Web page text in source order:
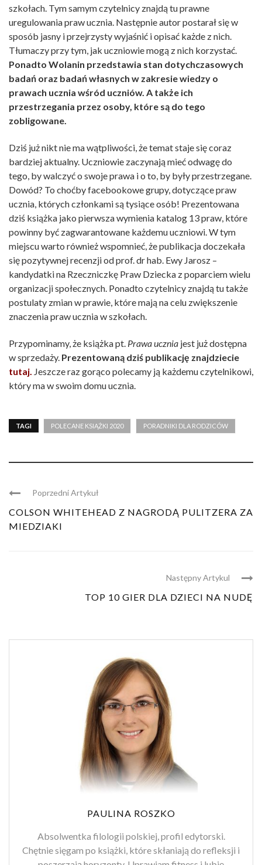
szkołach. Tym samym czytelnicy znajdą tu prawne
uregulowania praw ucznia. Następnie autor postarał się w
sposób jasny i przejrzysty wyjaśnić i opisać każde z nich.
Tłumaczy przy tym, jak uczniowie mogą z nich korzystać.
Ponadto Wolanin przedstawia stan dotychczasowych
badań oraz badań własnych w zakresie wiedzy o
prawach ucznia wśród uczniów. A także ich
przestrzegania przez osoby, które są do tego
zobligowane.
Dziś już nikt nie ma wątpliwości, że temat staje się coraz
bardziej aktualny. Uczniowie zaczynają mieć odwagę do
tego, by walczyć o swoje prawa i o to, by były przestrzegane.
Dowód? To choćby facebookowe grupy, dotyczące praw
ucznia, których członkami są tysiące osób! Prezentowana
dziś książka jako pierwsza wymienia katalog 13 praw, które
powinny być zagwarantowane każdemu uczniowi. W tym
miejscu warto również wspomnieć, że publikacja doczekała
się pozytywnej recenzji od prof. dr hab. Ewy Jarosz –
kandydatki na Rzeczniczkę Praw Dziecka z poparciem wielu
organizacji społecznych. Ponadto czytelnicy znajdą tu także
postulaty zmian w prawie, które mają na celu zwiększenie
znaczenia praw ucznia w szkołach.
Przypominamy, że książka pt. Prawa ucznia jest już dostępna
w sprzedaży. Prezentowaną dziś publikację znajdziecie
tutaj. Jeszcze raz gorąco polecamy ją każdemu czytelnikowi,
który ma w swoim domu ucznia.
TAGI POLECANE KSIĄŻKI 2020 PORADNIKI DLA RODZICÓW
Poprzedni Artykuł
COLSON WHITEHEAD Z NAGRODĄ PULITZERA ZA
MIEDZIAKI
Następny Artykul
TOP 10 GIER DLA DZIECI NA NUDĘ
PAULINA ROSZKO
Absolwentka filologii polskiej, profil edytorski.
Chętnie sięgam po książki, które skłaniają do refleksji i